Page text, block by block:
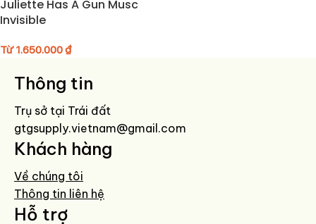
Juliette Has A Gun Musc
Invisible
Từ1.650.000₫
Thông tin
Trụ sở tại Trái đất
gtgsupply.vietnam@gmail.com
Khách hàng
Về chúng tôi
Thông tin liên hệ
Hỗ trợ